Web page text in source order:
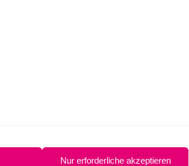
Nur erforderliche akzeptieren